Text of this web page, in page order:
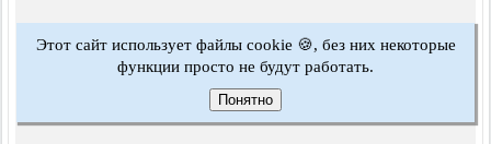
Этот сайт использует файлы cookie 🍪, без них некоторые
функции просто не будут работать.
Понятно